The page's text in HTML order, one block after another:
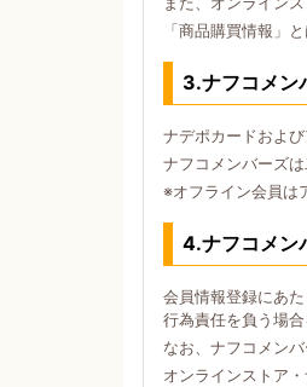
「商品購買情報」
3.ナフコメン
ナデポカードおよ
ナフコメンバーズ
※オフライン会員は
4.ナフコメン
会員情報登録にあ
行為責任を負う場
なお、ナフコメン
オンラインストア